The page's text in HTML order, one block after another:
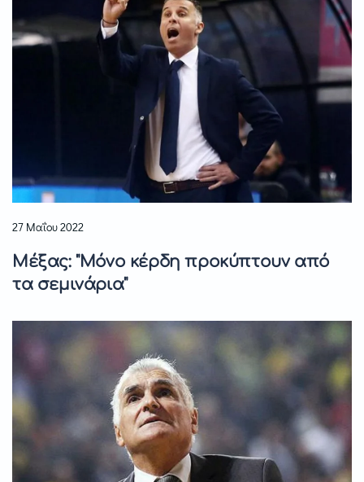
27 Μαΐου 2022
Μέξας: "Μόνο κέρδη προκύπτουν από
τα σεμινάρια"